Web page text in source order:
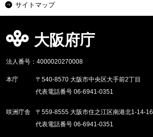
サイトマップ
大阪府庁
法人番号：4000020270008
本庁
〒540-8570 大阪市中央区大手前2丁目
代表電話番号 06-6941-0351
咲洲庁舎
〒559-8555 大阪市住之江区南港北1-14-16
代表電話番号 06-6941-0351